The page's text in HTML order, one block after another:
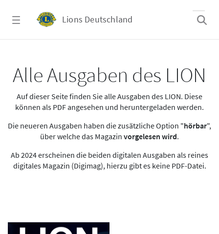
Lions Deutschland
Alle Ausgaben des LION
Auf dieser Seite finden Sie alle Ausgaben des LION. Diese
können als PDF angesehen und heruntergeladen werden.
Die neueren Ausgaben haben die zusätzliche Option "hörbar",
über welche das Magazin vorgelesen wird.
Ab 2024 erscheinen die beiden digitalen Ausgaben als reines
digitales Magazin (Digimag), hierzu gibt es keine PDF-Datei.